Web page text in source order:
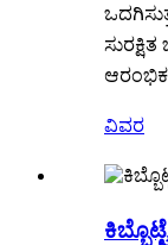
ಆರಂಭಿಕ
ವಿವರ